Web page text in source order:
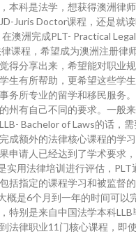
本科是法学，想获得澳洲律
Juris Doctor课程，还是就
澳洲完成PLT- Practical
课程，希望成为澳洲注册律
得分享出来，希望能对职业
生有所帮助，更希望这些学
务所专业的留学和移民服务
州有自己不同的要求。一般
Bachelor of Laws的话，
成额外的法律核心课程的学
申请人已经达到了学术要求
实用法律培训进行评估，PLT
括指定的课程学习和被监督
概是6个月到一年的时间可以
特别是来自中国法学本科
法律职业11门核心课程，即